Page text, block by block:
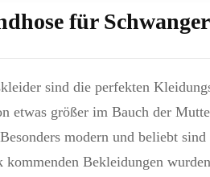
für
sind die perfekten
etwas größer im Bauch der
modern und beliebt
kommenden Bekleidungen